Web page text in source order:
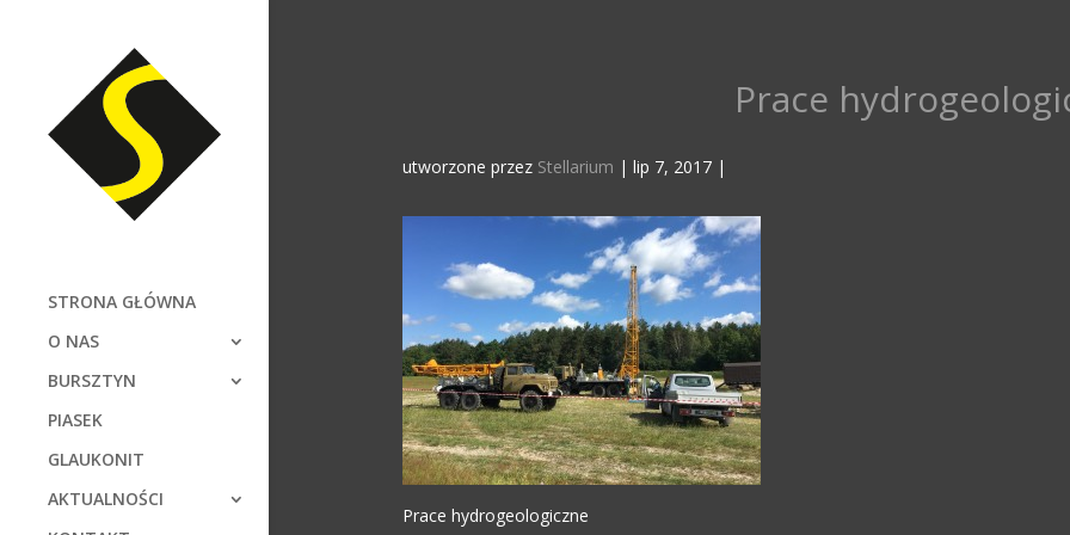
STRONA GŁÓWNA
O NAS
BURSZTYN
PIASEK
GLAUKONIT
AKTUALNOŚCI
Prace
utworzone przez Stellarium | lip 7, 2017|
Prace hydrogeologiczne